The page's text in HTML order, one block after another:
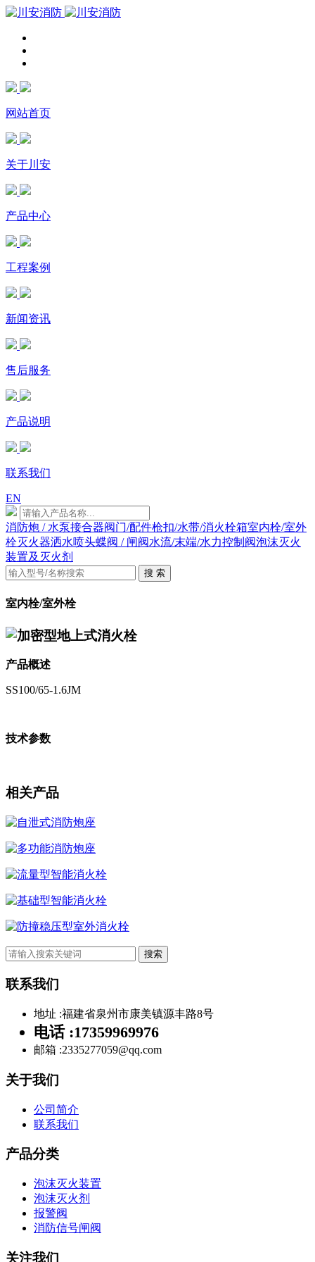
网站首页
关于川安
产品中心
工程案例
新闻资讯
售后服务
产品说明
联系我们
EN
消防炮 / 水泵接合器阀门/配件枪扣/水带/消火栓箱室内栓/室外
栓灭火器洒水喷头蝶阀 / 闸阀水流/末端/水力控制阀泡沫灭火
装置及灭火剂
搜 索
室内栓/室外栓
加密型地上式消火栓
产品概述
SS100/65-1.6JM
技术参数
相关产品
自泄式消防炮座
多功能消防炮座
流量型智能消火栓
基础型智能消火栓
防撞稳压型室外消火栓
搜索
联系我们
地址 :福建省泉州市康美镇源丰路8号
电话 :17359969976
邮箱 :2335277059@qq.com
关于我们
公司简介
联系我们
产品分类
泡沫灭火装置
泡沫灭火剂
报警阀
消防信号闸阀
关注我们